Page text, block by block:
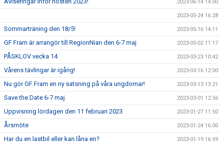
2023-06-14 14:00
2023-05-24 16:28
Sommarträning den 18/5! 2023-05-16 14:11
GF Fram är arrangör till RegionNian den 6-7 maj 2023-05-02 11:17
PÅSKLOV vecka 14 2023-03-23 10:42
Vårens tävlingar är igång! 2023-03-16 12:00
Nu gör GF Fram en ny satsning på våra ungdomar! 2023-03-13 13:21
Save the Date 6-7 maj 2023-03-01 12:56
Uppvisning lördagen den 11 februari 2023 2023-01-27 11:50
Årsmöte 2023-01-24 16:00
Har du en lastbil eller kan låna en? 2023-01-19 16:59